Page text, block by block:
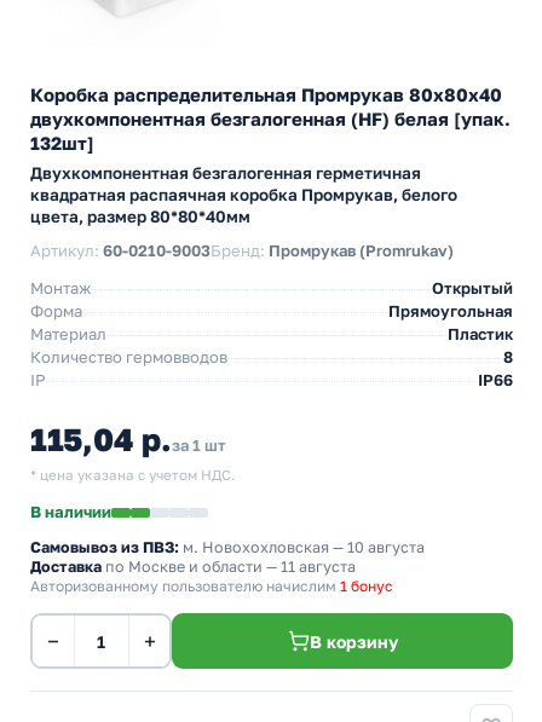
Коробка распределительная Промрукав 80х80х40
двухкомпонентная безгалогенная (HF) белая [упак.
132шт]
Двухкомпонентная безгалогенная герметичная
квадратная распаячная коробка Промрукав, белого
цвета, размер 80*80*40мм
Артикул: 60-0210-9003Бренд: Промрукав (Promrukav)
Монтаж
Открытый
Форма
Прямоугольная
Материал
Пластик
Количество гермовводов
8
IP
IP66
115,04 р.за 1 шт
* цена указана с учетом НДС.
В наличии
Самовывоз из ПВЗ: м. Новохохловская — 10 августа
Доставка по Москве и области — 11 августа
Авторизованному пользователю начислим 1 бонус
− + В корзину